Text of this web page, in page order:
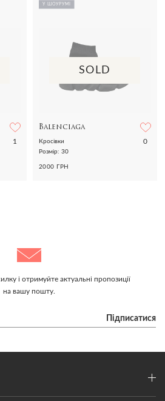
1
У ШОУРУМІ
SOLD
Balenciaga
0
Кросівки
Розмір: 30
2000 ГРН
і отримуйте актуальні пропозиції
на вашу пошту.
Підписатися